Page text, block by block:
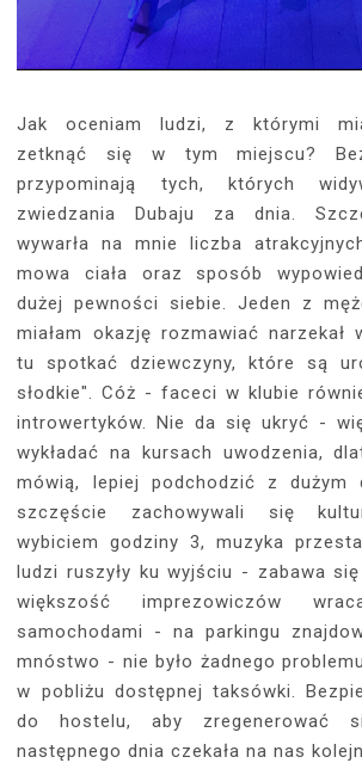
Jak oceniam ludzi, z którymi
zetknąć się w tym miejscu?
przypominają tych, których
zwiedzania Dubaju za dnia.
wywarła na mnie liczba
mowa ciała oraz sposób
dużej pewności siebie. Jeden z
miałam okazję rozmawiać narzekał
tu spotkać dziewczyny, które są
słodkie". Cóż - faceci w klubie
introwertyków. Nie da się ukryć -
wykładać na kursach uwodzenia,
mówią, lepiej podchodzić z dużym
szczęście zachowywali się
wybiciem godziny 3, muzyka
ludzi ruszyły ku wyjściu - zabawa
większość imprezowiczów
samochodami - na parkingu
mnóstwo - nie było żadnego
w pobliżu dostępnej taksówki.
do hostelu, aby zregenerować
następnego dnia czekała na nas